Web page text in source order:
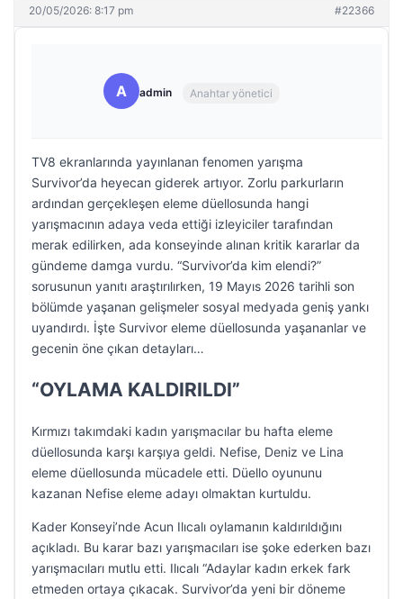
20/05/2026: 8:17 pm #22366
A admin Anahtar yönetici
TV8 ekranlarında yayınlanan fenomen yarışma
Survivor’da heyecan giderek artıyor. Zorlu parkurların
ardından gerçekleşen eleme düellosunda hangi
yarışmacının adaya veda ettiği izleyiciler tarafından
merak edilirken, ada konseyinde alınan kritik kararlar da
gündeme damga vurdu. “Survivor’da kim elendi?”
sorusunun yanıtı araştırılırken, 19 Mayıs 2026 tarihli son
bölümde yaşanan gelişmeler sosyal medyada geniş yankı
uyandırdı. İşte Survivor eleme düellosunda yaşananlar ve
gecenin öne çıkan detayları…
“OYLAMA KALDIRILDI”
Kırmızı takımdaki kadın yarışmacılar bu hafta eleme
düellosunda karşı karşıya geldi. Nefise, Deniz ve Lina
eleme düellosunda mücadele etti. Düello oyununu
kazanan Nefise eleme adayı olmaktan kurtuldu.
Kader Konseyi’nde Acun Ilıcalı oylamanın kaldırıldığını
açıkladı. Bu karar bazı yarışmacıları ise şoke ederken bazı
yarışmacıları mutlu etti. Ilıcalı “Adaylar kadın erkek fark
etmeden ortaya çıkacak. Survivor’da yeni bir döneme